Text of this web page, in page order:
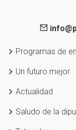
Programas de
Un futuro mejor
Actualidad
Saludo de la